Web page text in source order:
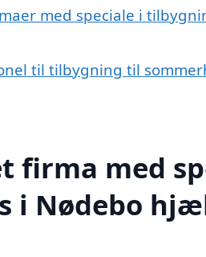
med speciale i
til tilbygning til
firma med
i Nødebo